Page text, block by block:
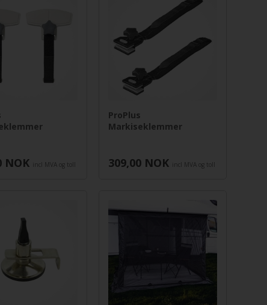
NOK incl MVA og toll
ProPlus
Markiseklemmer
309,00 NOK incl MVA og toll